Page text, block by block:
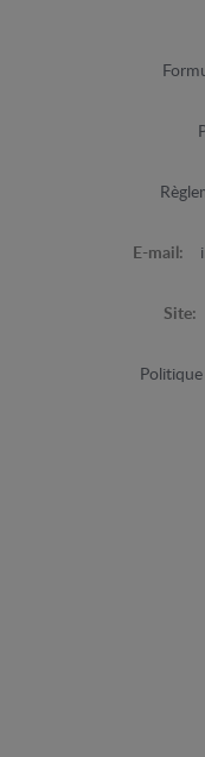
E-mail:
Site: